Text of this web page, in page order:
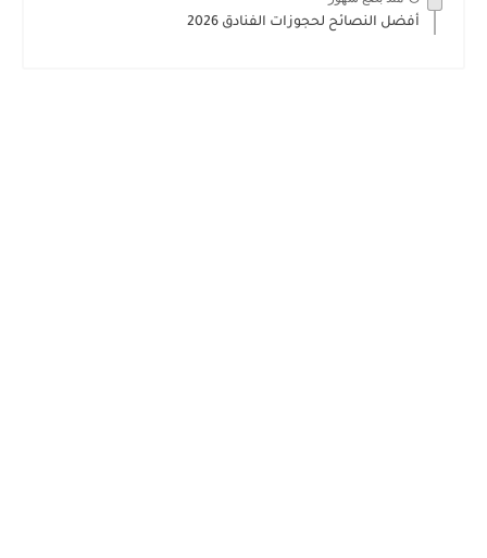
أفضل النصائح لحجوزات الفنادق 2026